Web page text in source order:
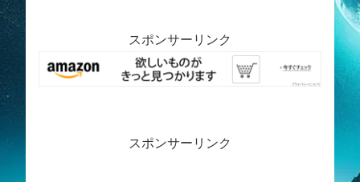
スポンサーリンク
スポンサーリンク